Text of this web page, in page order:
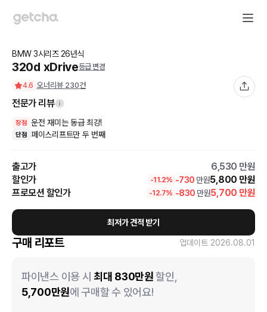
BMW 3시리즈 26년식
320d xDrive등급 변경
4.6 오너리뷰 230건
전문가 리뷰
장점 운전 재미는 동급 최강!
단점 페이스리프트만 두 번째
출고가 6,530 만원
할인가
-11.2% -730 만원5,800 만원
프로모션 할인가
-12.7% -830 만원5,700 만원
최저가 견적 받기
구매 리포트 업데이트 2026.08.01
파이낸스 이용 시 최대 830만원 할인,
5,700만원에 구매할 수 있어요!